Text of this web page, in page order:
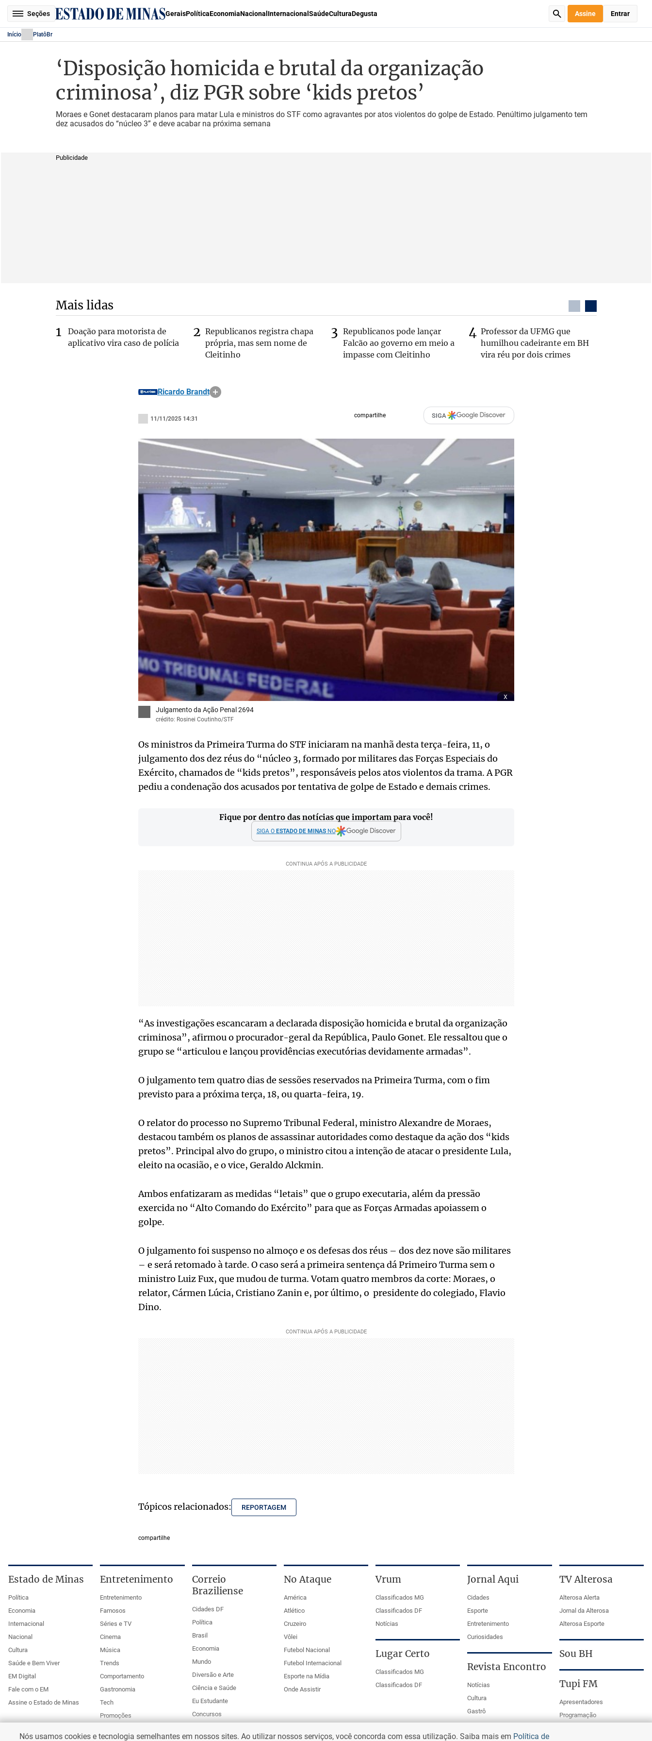
Seções GeraisPolíticaEconomiaNacional Internacional SaúdeCulturaDegusta Assine Entrar
Início PlatôBr
‘Disposição homicida e brutal da organização
criminosa’, diz PGR sobre ‘kids pretos’
Moraes e Gonet destacaram planos para matar Lula e ministros do STF como agravantes por atos violentos do golpe de Estado. Penúltimo julgamento tem
dez acusados do “núcleo 3” e deve acabar na próxima semana
Publicidade
Mais lidas
Doação para motorista de
aplicativo vira caso de polícia
Republicanos registra chapa
própria, mas sem nome de
Cleitinho
Republicanos pode lançar
Falcão ao governo em meio a
impasse com Cleitinho
Professor da UFMG que
humilhou cadeirante em BH
vira réu por dois crimes
Ricardo Brandt
11/11/2025 14:31 compartilhe SIGA
x
Julgamento da Ação Penal 2694
crédito: Rosinei Coutinho/STF
Os ministros da Primeira Turma do STF iniciaram na manhã desta terça-feira, 11, o
julgamento dos dez réus do “núcleo 3, formado por militares das Forças Especiais do
Exército, chamados de “kids pretos”, responsáveis pelos atos violentos da trama. A PGR
pediu a condenação dos acusados por tentativa de golpe de Estado e demais crimes.
Fique por dentro das notícias que importam para você!
SIGA O ESTADO DE MINASNO
“As investigações escancaram a declarada disposição homicida e brutal da organização
criminosa”, afirmou o procurador-geral da República, Paulo Gonet. Ele ressaltou que o
grupo se “articulou e lançou providências executórias devidamente armadas”.
O julgamento tem quatro dias de sessões reservados na Primeira Turma, com o fim
previsto para a próxima terça, 18, ou quarta-feira, 19.
O relator do processo no Supremo Tribunal Federal, ministro Alexandre de Moraes,
destacou também os planos de assassinar autoridades como destaque da ação dos “kids
pretos”. Principal alvo do grupo, o ministro citou a intenção de atacar o presidente Lula,
eleito na ocasião, e o vice, Geraldo Alckmin.
Ambos enfatizaram as medidas “letais” que o grupo executaria, além da pressão
exercida no “Alto Comando do Exército” para que as Forças Armadas apoiassem o
golpe.
O julgamento foi suspenso no almoço e os defesas dos réus – dos dez nove são militares
– e será retomado à tarde. O caso será a primeira sentença dá Primeiro Turma sem o
ministro Luiz Fux, que mudou de turma. Votam quatro membros da corte: Moraes, o
relator, Cármen Lúcia, Cristiano Zanin e, por último, o presidente do colegiado, Flavio
Dino.
Tópicos relacionados: REPORTAGEM
compartilhe
Estado de Minas
Política
Economia
Internacional
Nacional
Cultura
Saúde e Bem Viver
EM Digital
Fale com o EM
Assine o Estado de Minas
Entretenimento
Entretenimento
Famosos
Séries e TV
Cinema
Música
Trends
Comportamento
Gastronomia
Tech
Promoções
Anuncie no Uai
Correio
Braziliense
Cidades DF
Política
Brasil
Economia
Mundo
Diversão e Arte
Ciência e Saúde
Eu Estudante
Concursos
No Ataque
América
Atlético
Cruzeiro
Vôlei
Futebol Nacional
Futebol Internacional
Esporte na Mídia
Onde Assistir
Vrum
Classificados MG
Classificados DF
Notícias
Lugar Certo
Classificados MG
Classificados DF
Jornal Aqui
Cidades
Esporte
Entretenimento
Curiosidades
Revista Encontro
Notícias
Cultura
Gastrô
TV Alterosa
Alterosa Alerta
Jornal da Alterosa
Alterosa Esporte
Sou BH
Tupi FM
Apresentadores
Programação
Nós usamos cookies e tecnologia semelhantes em nossos sites. Ao utilizar nossos serviços, você concorda com essa utilização. Saiba mais em Política de